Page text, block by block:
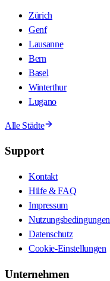
Zürich
Genf
Lausanne
Bern
Basel
Winterthur
Lugano
Alle Städte
Support
Kontakt
Hilfe & FAQ
Impressum
Nutzungsbedingungen
Datenschutz
Cookie-Einstellungen
Unternehmen